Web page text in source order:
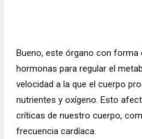
Bueno, este órgano con forma
hormonas para regular el
velocidad a la que el cuerpo
nutrientes y oxígeno. Esto
críticas de nuestro cuerpo,
frecuencia cardíaca.